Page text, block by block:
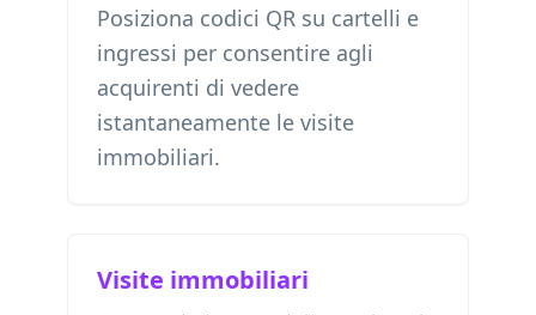
Posiziona codici QR su cartelli e
ingressi per consentire agli
acquirenti di vedere
istantaneamente le visite
immobiliari.
Visite immobiliari